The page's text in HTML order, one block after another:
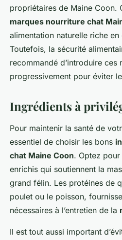
propriétaires de Maine Coon.
marques nourriture chat
alimentation naturelle riche en
Toutefois, la sécurité
recommandé d’introduire ces
progressivement pour éviter
Ingrédients à
Pour maintenir la santé de
essentiel de choisir les bons
chat Maine Coon. Optez
enrichis qui soutiennent la
grand félin. Les protéines de
poulet ou le poisson,
nécessaires à l’entretien de la
Il est tout aussi important